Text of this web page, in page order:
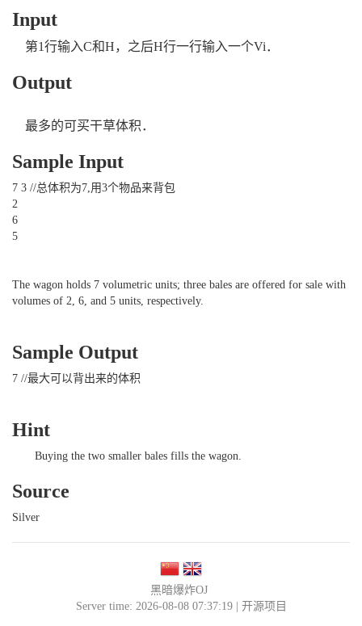
Input
第1行输入C和H，之后H行一行输入一个Vi．
Output
最多的可买干草体积．
Sample Input
7 3 //总体积为7,用3个物品来背包
2
6
5
The wagon holds 7 volumetric units; three bales are offered for sale with
volumes of 2, 6, and 5 units, respectively.
Sample Output
7 //最大可以背出来的体积
Hint
Buying the two smaller bales fills the wagon.
Source
Silver
黑暗爆炸OJ
Server time: 2026-08-08 07:37:19 | 开源项目